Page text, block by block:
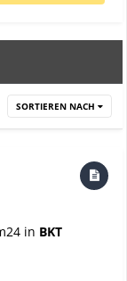
SORTIEREN NACH
in BKT